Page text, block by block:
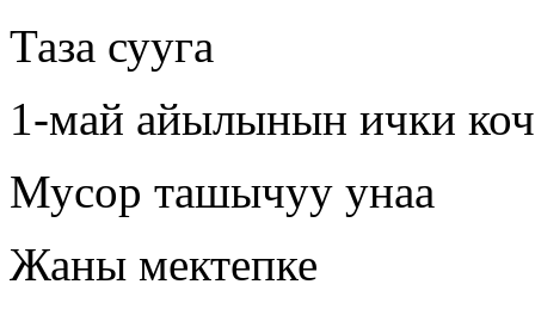
Таза сууга
1-май айылынын ички
Мусор ташычуу унаа
Жаны мектепке